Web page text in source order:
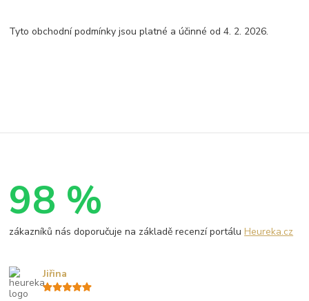
Tyto obchodní podmínky jsou platné a účinné od 4. 2. 2026.
98 %
zákazníků nás doporučuje na základě recenzí portáluHeureka.cz
Jiřina